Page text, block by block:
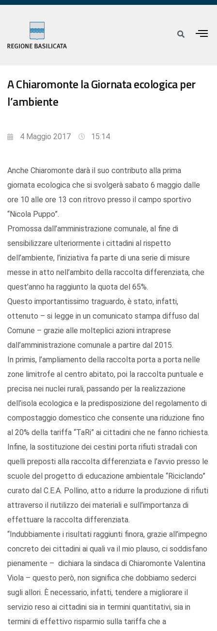
A Chiaromonte la Giornata ecologica per
l’ambiente
4 Maggio 2017 15:14
Anche Chiaromonte darà il suo contributo alla prima
giornata ecologica che si svolgerà sabato 6 maggio dalle
ore 10 alle ore 13 con ritrovo presso il campo sportivo
“Nicola Puppo”.
Promossa dall’amministrazione comunale, al fine di
sensibilizzare ulteriormente i cittadini al rispetto
dell’ambiente, l’iniziativa fa parte di una serie di misure
messe in atto nell’ambito della raccolta differenziata, che
quest’anno ha raggiunto la quota del 65%.
Questo importantissimo traguardo, è stato, infatti,
ottenuto – si legge in un comunicato stampa diffuso dal
Comune – grazie alle molteplici azioni intraprese
dall’amministrazione comunale a partire dal 2015.
In primis, l’ampliamento della raccolta porta a porta nelle
zone limitrofe al centro abitato, poi la raccolta puntuale e
precisa nei nuclei rurali, passando per la realizzazione
dell’isola ecologica e la predisposizione del regolamento di
compostaggio domestico che consente una riduzione fino
al 20% della tariffa “TaRi” ai cittadini che ne fanno richiesta.
Infine, la sostituzione dei cestini porta rifiuti stradali con
quelli preposti alla raccolta differenziata e l’avvio presso le
scuole del progetto di educazione ambientale “Riciclando”
curato dal C.E.A. Pollino, atto a ridurre la produzione di rifiuti
attraverso il riutilizzo dei materiali e sull’importanza di
effettuare la raccolta differenziata.
“Indubbiamente i risultati raggiunti finora, grazie all’impegno
concreto dei cittadini ai quali va il mio plauso, ci soddisfano
pienamente – dichiara la sindaca di Chiaromonte Valentina
Viola – questo però, non significa che dobbiamo sederci
sugli allori. È necessario, infatti, tendere a migliorare il
servizio reso ai cittadini sia in termini quantitativi, sia in
termini di effettivo risparmio sulla tariffa che a